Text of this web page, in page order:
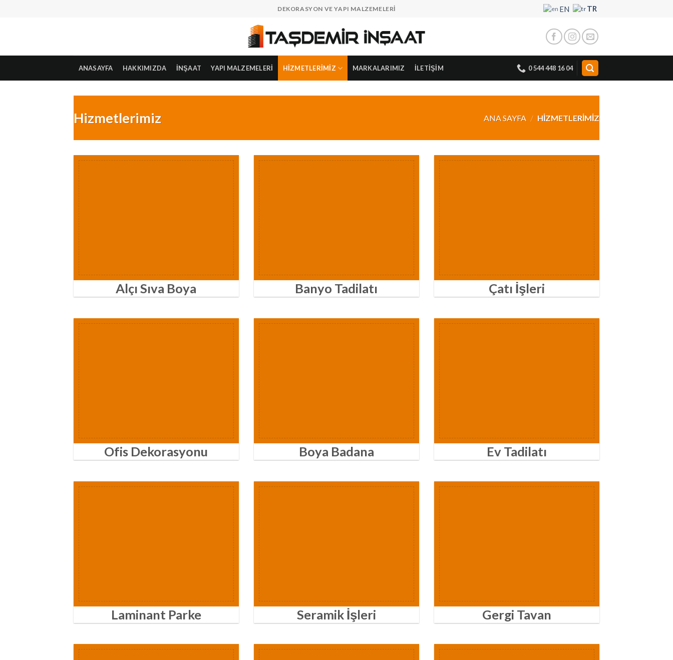
DEKORASYON VE YAPI MALZEMELERI EN TR
ANASAYFA HAKKIMIZDA İNŞAAT YAPI MALZEMELERI HIZMETLERIMIZ MARKALARIMIZ İLETIŞIM 0 544 448 16 04
Hizmetlerimiz ANA SAYFA / HIZMETLERIMIZ
Alçı Sıva Boya Banyo Tadilatı Çatı İşleri
Ofis Dekorasyonu Boya Badana Ev Tadilatı
Laminant Parke Seramik İşleri Gergi Tavan